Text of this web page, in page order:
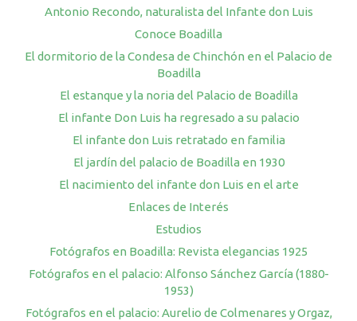
Antonio Recondo, naturalista del Infante don Luis
Conoce Boadilla
El dormitorio de la Condesa de Chinchón en el Palacio de
Boadilla
El estanque y la noria del Palacio de Boadilla
El infante Don Luis ha regresado a su palacio
El infante don Luis retratado en familia
El jardín del palacio de Boadilla en 1930
El nacimiento del infante don Luis en el arte
Enlaces de Interés
Estudios
Fotógrafos en Boadilla: Revista elegancias 1925
Fotógrafos en el palacio: Alfonso Sánchez García (1880-
1953)
Fotógrafos en el palacio: Aurelio de Colmenares y Orgaz,